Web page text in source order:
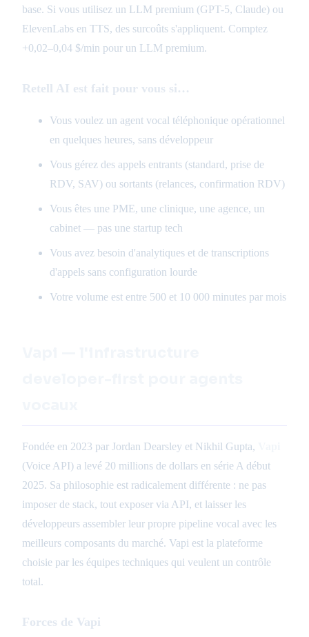
base. Si vous utilisez un LLM premium (GPT-5, Claude) ou
ElevenLabs en TTS, des surcoûts s'appliquent. Comptez
+0,02–0,04 $/min pour un LLM premium.
Retell AI est fait pour vous si…
Vous voulez un agent vocal téléphonique opérationnel
en quelques heures, sans développeur
Vous gérez des appels entrants (standard, prise de
RDV, SAV) ou sortants (relances, confirmation RDV)
Vous êtes une PME, une clinique, une agence, un
cabinet — pas une startup tech
Vous avez besoin d'analytiques et de transcriptions
d'appels sans configuration lourde
Votre volume est entre 500 et 10 000 minutes par mois
Fondée en 2023 par Jordan Dearsley et Nikhil Gupta,
(Voice API) a levé 20 millions de dollars en série A début
2025. Sa philosophie est radicalement différente : ne pas
imposer de stack, tout exposer via API, et laisser les
développeurs assembler leur propre pipeline vocal avec les
meilleurs composants du marché. Vapi est la plateforme
choisie par les équipes techniques qui veulent un contrôle
total.
Forces de Vapi